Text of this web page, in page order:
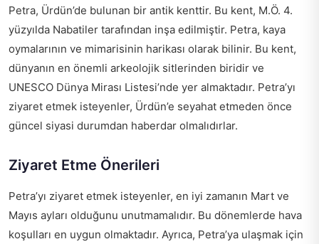
Petra, Ürdün’de bulunan bir antik kenttir. Bu kent, M.Ö. 4.
yüzyılda Nabatiler tarafından inşa edilmiştir. Petra, kaya
oymalarının ve mimarisinin harikası olarak bilinir. Bu kent,
dünyanın en önemli arkeolojik sitlerinden biridir ve
UNESCO Dünya Mirası Listesi’nde yer almaktadır. Petra’yı
ziyaret etmek isteyenler, Ürdün’e seyahat etmeden önce
güncel siyasi durumdan haberdar olmalıdırlar.
Ziyaret Etme Önerileri
Petra’yı ziyaret etmek isteyenler, en iyi zamanın Mart ve
Mayıs ayları olduğunu unutmamalıdır. Bu dönemlerde hava
koşulları en uygun olmaktadır. Ayrıca, Petra’ya ulaşmak için